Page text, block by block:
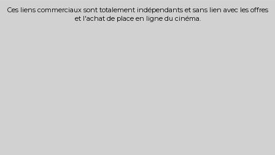
Ces liens commerciaux sont totalement indépendants et sans lien avec les offres
et l'achat de place en ligne du cinéma.